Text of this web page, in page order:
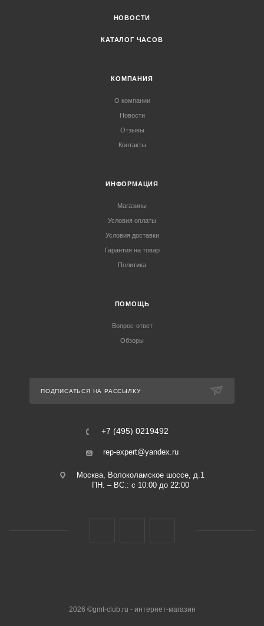
НОВОСТИ
КАТАЛОГ ЧАСОВ
КОМПАНИЯ
О компании
Новости
Отзывы
Контакты
ИНФОРМАЦИЯ
Магазины
Условия оплаты
Условия доставки
Гарантия на товар
Политика
ПОМОЩЬ
Вопрос-ответ
Обзоры
ПОДПИСАТЬСЯ НА РАССЫЛКУ
+7 (495) 0219492
rep-expert@yandex.ru
Москва, Волоколамское шоссе, д.1
ПН. – ВС.: с 10:00 до 22:00
2026 ©gmt-club.ru - интернет-магазин